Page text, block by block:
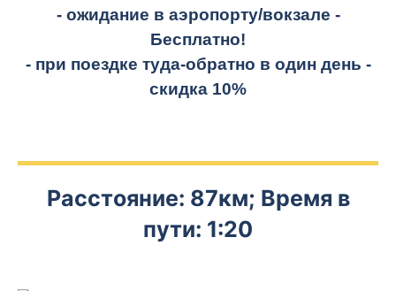
- ожидание в аэропорту/вокзале -
Бесплатно!
- при поездке туда-обратно в один день -
скидка 10%
Расстояние: 87км; Время в
пути: 1:20